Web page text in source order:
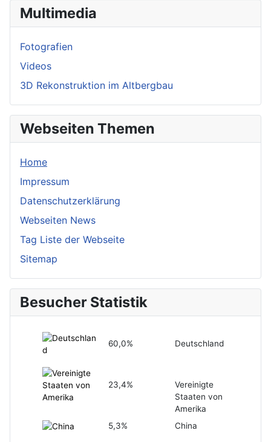
Multimedia
Fotografien
Videos
3D Rekonstruktion im Altbergbau
Webseiten Themen
Home
Impressum
Datenschutzerklärung
Webseiten News
Tag Liste der Webseite
Sitemap
Besucher Statistik
60,0% Deutschland
23,4%
Vereinigte
Staaten von
Amerika
5,3%
China